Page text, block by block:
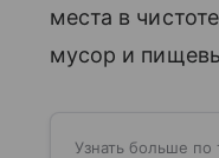
места в
мусор и
Узнать больше по